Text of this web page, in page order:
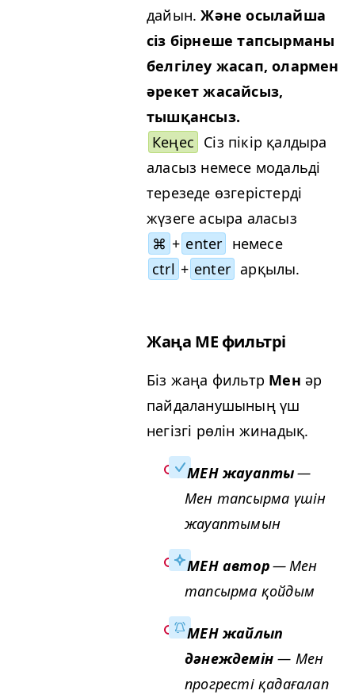
дайын.Және осылайша
сіз бірнеше тапсырманы
белгілеу жасап, олармен
әрекет жасайсыз,
тышқансыз.
Кеңес Сіз пікір қалдыра
аласыз немесе модальді
терезеде өзгерістерді
жүзеге асыра аласыз
⌘ + enter немесе
ctrl + enter арқылы.
Жаңа ME фильтрі
Біз жаңа фильтр Мен әр
пайдаланушының үш
негізгі рөлін жинадық.
МЕН жауапты—
Мен тапсырма үшін
жауаптымын
МЕН автор— Мен
тапсырма қойдым
МЕН жайлып
дәнеждемін— Мен
прогресті қадағалап